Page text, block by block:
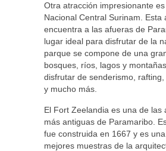
Otra atracción impresionante
Nacional Central Surinam. Esta
encuentra a las afueras de
lugar ideal para disfrutar de la
parque se compone de una
bosques, ríos, lagos y
disfrutar de senderismo,
y mucho más.
El Fort Zeelandia es una de las
más antiguas de Paramaribo.
fue construida en 1667 y es
mejores muestras de la